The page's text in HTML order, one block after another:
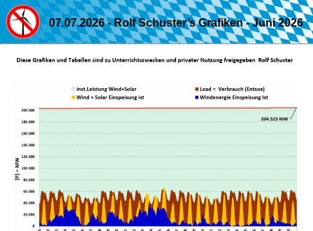
07.07.2026 - Rolf Schuster’s Grafiken - Juni 2026